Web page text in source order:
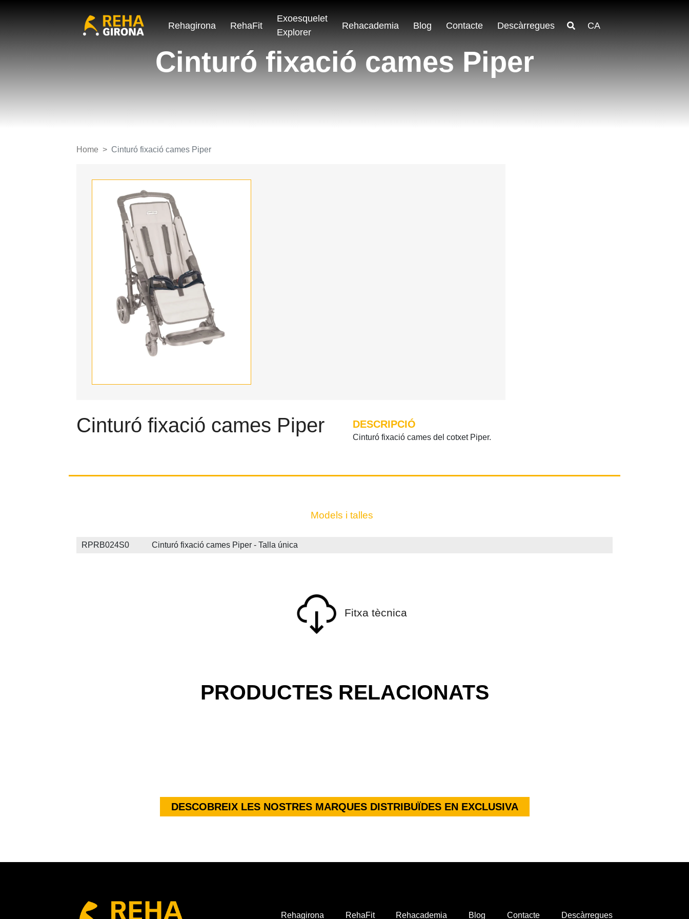
Rehagirona RehaFit
Exoesquelet
Explorer
Rehacademia Blog Contacte Descàrregues CA
Cinturó fixació cames Piper
Home Cinturó fixació cames Piper
Cinturó fixació cames Piper DESCRIPCIÓ
Cinturó fixació cames del cotxet Piper.
Models i talles
RPRB024S0 Cinturó fixació cames Piper - Talla única
Fitxa tècnica
PRODUCTES RELACIONATS
DESCOBREIX LES NOSTRES MARQUES DISTRIBUÏDES EN EXCLUSIVA
Rehagirona RehaFit Rehacademia Blog Contacte Descàrregues